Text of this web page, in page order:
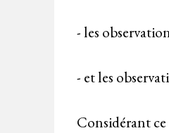
- les
- et les
Considérant